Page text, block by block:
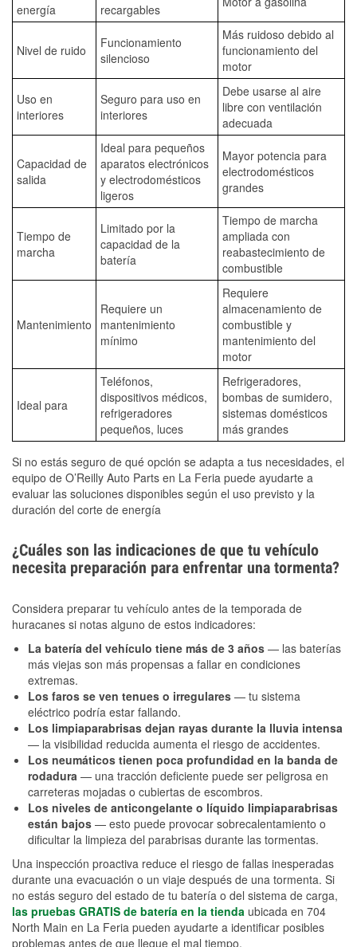
energía
recargables
Nivel de ruido
Funcionamiento
silencioso
Más ruidoso debido al
funcionamiento del
motor
Uso en
interiores
Seguro para uso en
interiores
Debe usarse al aire
libre con ventilación
adecuada
Capacidad de
salida
Ideal para pequeños
aparatos electrónicos
y electrodomésticos
ligeros
Mayor potencia para
electrodomésticos
grandes
Tiempo de
marcha
Limitado por la
capacidad de la
batería
Tiempo de marcha
ampliada con
reabastecimiento de
combustible
Mantenimiento
Requiere un
mantenimiento
mínimo
Requiere
almacenamiento de
combustible y
mantenimiento del
motor
Ideal para
Teléfonos,
dispositivos médicos,
refrigeradores
pequeños, luces
Refrigeradores,
bombas de sumidero,
sistemas domésticos
más grandes
Si no estás seguro de qué opción se adapta a tus necesidades, el
equipo de O’Reilly Auto Parts en La Feria puede ayudarte a
evaluar las soluciones disponibles según el uso previsto y la
duración del corte de energía
¿Cuáles son las indicaciones de que tu vehículo
necesita preparación para enfrentar una tormenta?
Considera preparar tu vehículo antes de la temporada de
huracanes si notas alguno de estos indicadores:
La batería del vehículo tiene más de 3 años — las baterías
más viejas son más propensas a fallar en condiciones
extremas.
Los faros se ven tenues o irregulares — tu sistema
eléctrico podría estar fallando.
Los limpiaparabrisas dejan rayas durante la lluvia intensa
— la visibilidad reducida aumenta el riesgo de accidentes.
Los neumáticos tienen poca profundidad en la banda de
rodadura — una tracción deficiente puede ser peligrosa en
carreteras mojadas o cubiertas de escombros.
Los niveles de anticongelante o líquido limpiaparabrisas
están bajos — esto puede provocar sobrecalentamiento o
dificultar la limpieza del parabrisas durante las tormentas.
Una inspección proactiva reduce el riesgo de fallas inesperadas
durante una evacuación o un viaje después de una tormenta. Si
no estás seguro del estado de tu batería o del sistema de carga,
las pruebas GRATIS de batería en la tienda ubicada en 704
North Main en La Feria pueden ayudarte a identificar posibles
problemas antes de que llegue el mal tiempo.